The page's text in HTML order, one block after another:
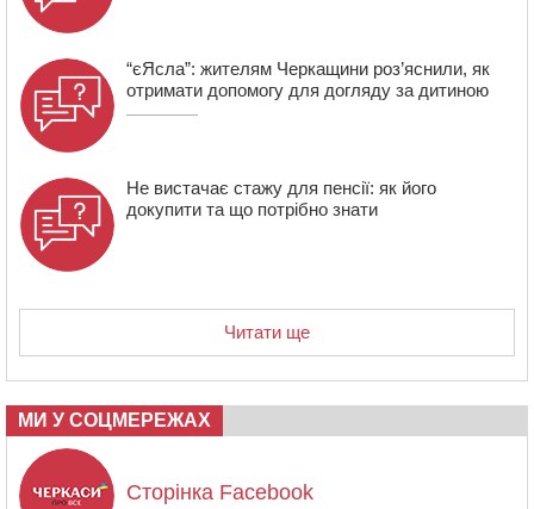
“єЯсла”: жителям Черкащини роз’яснили, як
отримати допомогу для догляду за дитиною
Не вистачає стажу для пенсії: як його
докупити та що потрібно знати
Читати ще
МИ У СОЦМЕРЕЖАХ
Сторінка Facebook